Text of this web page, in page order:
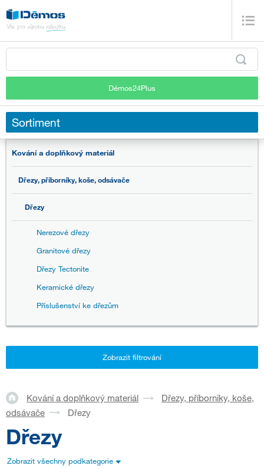
Démos24Plus
Sortiment
Kování a doplňkový materiál
Dřezy, příborníky, koše, odsávače
Dřezy
Nerezové dřezy
Granitové dřezy
Dřezy Tectonite
Keramické dřezy
Příslušenství ke dřezům
Zobrazit filtrování
Kování a doplňkový materiál
Dřezy, příborníky, koše,
odsávače
Dřezy
Dřezy
Zobrazit všechny podkategorie